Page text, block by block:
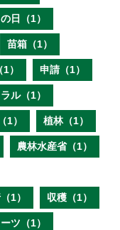
日（1）
苗箱（1）
） 申請（1）
ル（1）
1） 植林（1）
農林水産省（1）
1） 収穫（1）
ツ（1）